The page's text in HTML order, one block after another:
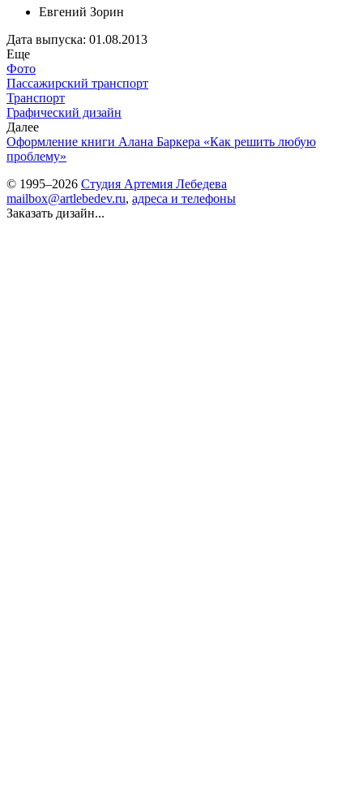
Евгений Зорин
Дата выпуска: 01.08.2013
Еще
Фото
Пассажирский транспорт
Транспорт
Графический дизайн
Далее
Оформление книги Алана Баркера «Как решить любую
проблему»
© 1995–2026 Студия Артемия Лебедева
mailbox@artlebedev.ru, адреса и телефоны
Заказать дизайн...